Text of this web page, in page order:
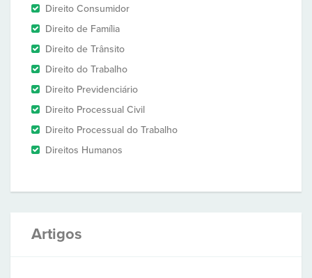
Direito Consumidor
Direito de Família
Direito de Trânsito
Direito do Trabalho
Direito Previdenciário
Direito Processual Civil
Direito Processual do Trabalho
Direitos Humanos
Artigos